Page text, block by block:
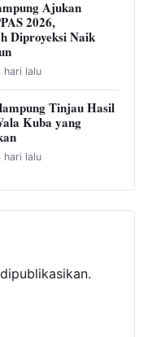
Ajukan
2026,
Diproyeksi Naik
hari lalu
Tinjau Hasil
Kuba yang
hari lalu